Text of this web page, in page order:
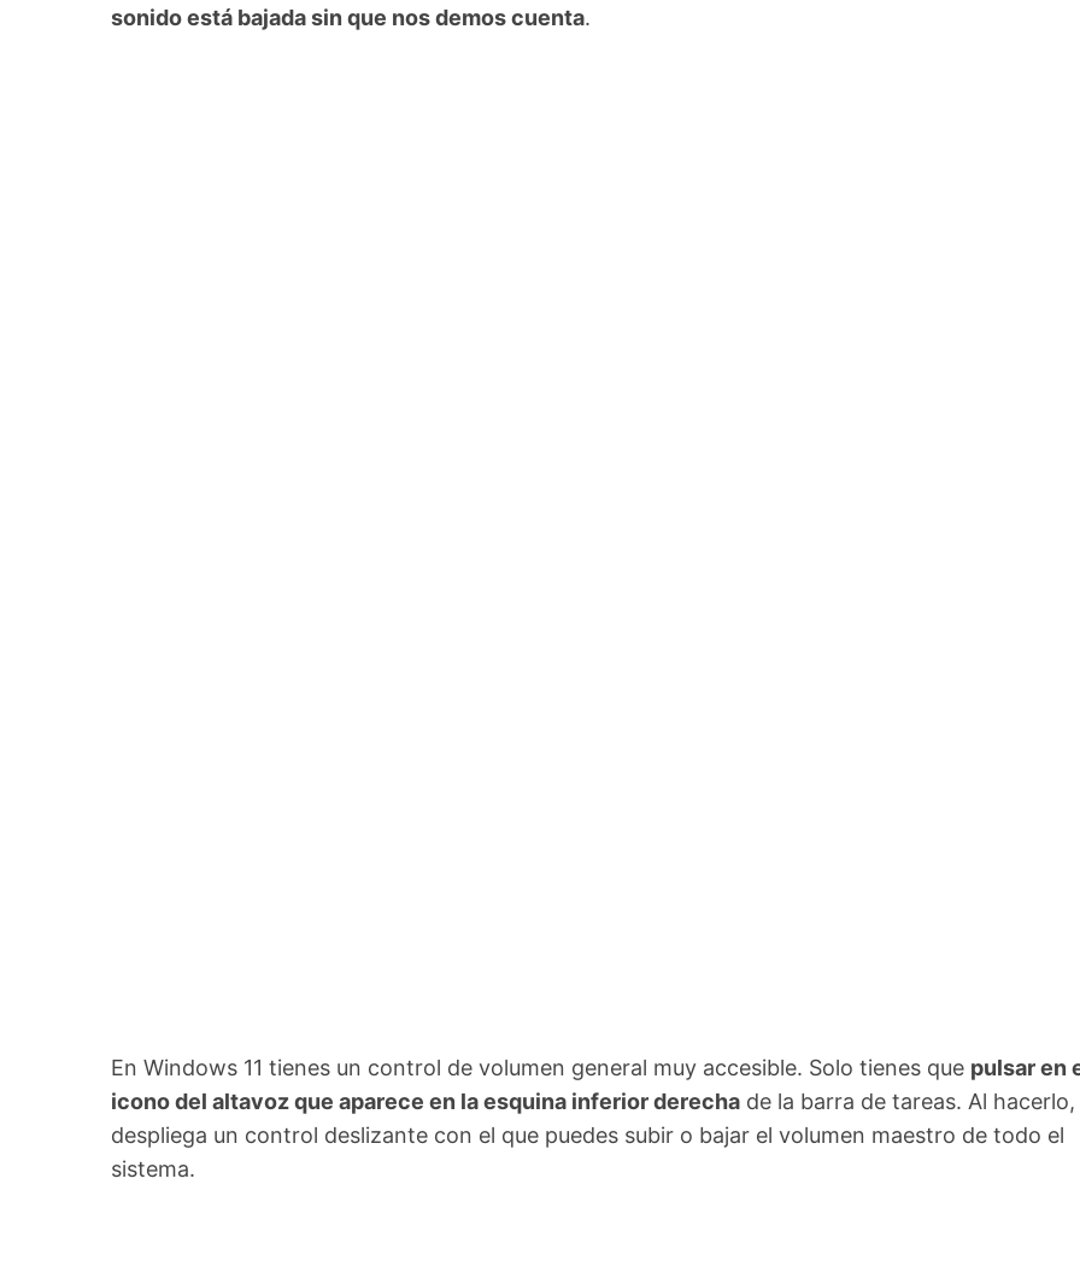
sonido está bajada sin que nos demos cuenta.
En Windows 11 tienes un control de volumen general muy accesible. Solo tienes que pulsar en
icono del altavoz que aparece en la esquina inferior derecha de la barra de tareas. Al hacerlo,
despliega un control deslizante con el que puedes subir o bajar el volumen maestro de todo el
sistema.